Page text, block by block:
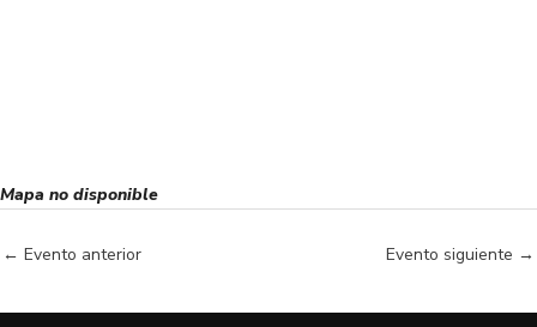
Mapa no disponible
← Evento anterior Evento siguiente →